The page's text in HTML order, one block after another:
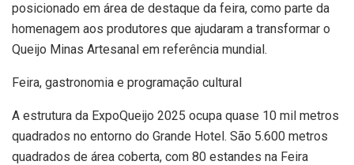
posicionado em área de destaque da feira, como parte da
homenagem aos produtores que ajudaram a transformar o
Queijo Minas Artesanal em referência mundial.
Feira, gastronomia e programação cultural
A estrutura da ExpoQueijo 2025 ocupa quase 10 mil metros
quadrados no entorno do Grande Hotel. São 5.600 metros
quadrados de área coberta, com 80 estandes na Feira